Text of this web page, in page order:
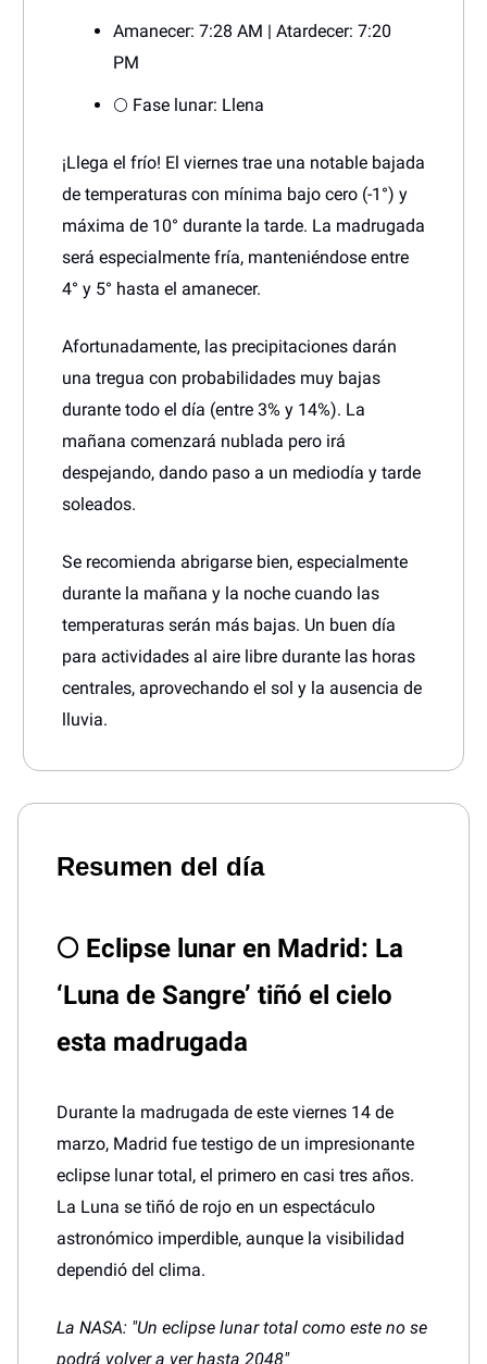
Amanecer: 7:28 AM | Atardecer: 7:20
PM
🌕 Fase lunar: Llena
¡Llega el frío! El viernes trae una notable bajada
de temperaturas con mínima bajo cero (-1°) y
máxima de 10° durante la tarde. La madrugada
será especialmente fría, manteniéndose entre
4° y 5° hasta el amanecer.
Afortunadamente, las precipitaciones darán
una tregua con probabilidades muy bajas
durante todo el día (entre 3% y 14%). La
mañana comenzará nublada pero irá
despejando, dando paso a un mediodía y tarde
soleados.
Se recomienda abrigarse bien, especialmente
durante la mañana y la noche cuando las
temperaturas serán más bajas. Un buen día
para actividades al aire libre durante las horas
centrales, aprovechando el sol y la ausencia de
lluvia.
Resumen del día
🌕 Eclipse lunar en Madrid: La
‘Luna de Sangre’ tiñó el cielo
esta madrugada
Durante la madrugada de este viernes 14 de
marzo, Madrid fue testigo de un impresionante
eclipse lunar total, el primero en casi tres años.
La Luna se tiñó de rojo en un espectáculo
astronómico imperdible, aunque la visibilidad
dependió del clima.
La NASA: "Un eclipse lunar total como este no se
podrá volver a ver hasta 2048"